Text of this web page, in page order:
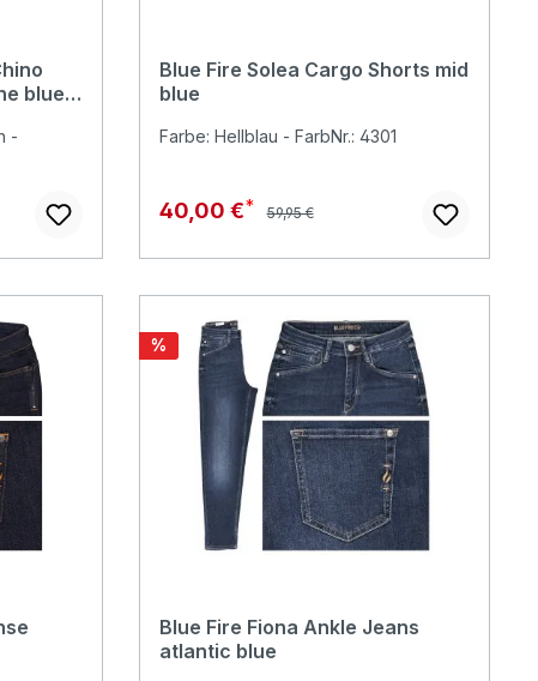
blue
-
Blue Fire Solea Cargo Shorts mid
blue
Farbe: Hellblau - FarbNr.: 4301
Verkaufspreis:
40,00 € Regulärer Preis:
59,95 €
Rabatt
%
Blue Fire Fiona Ankle Jeans
atlantic blue